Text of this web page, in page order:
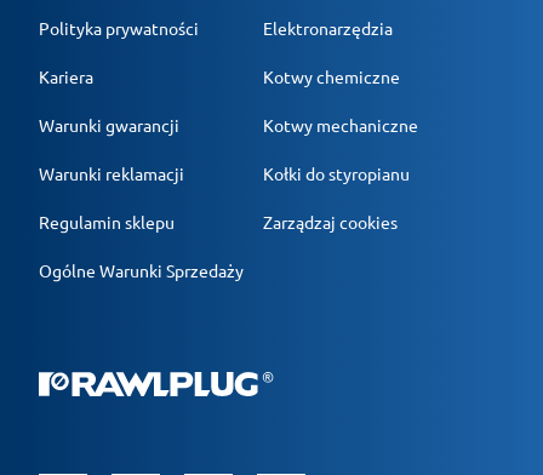
Polityka prywatności
Kariera
Warunki gwarancji
Warunki reklamacji
Regulamin sklepu
Ogólne Warunki Sprzedaży
Elektronarzędzia
Kotwy chemiczne
Kotwy mechaniczne
Kołki do styropianu
Zarządzaj cookies